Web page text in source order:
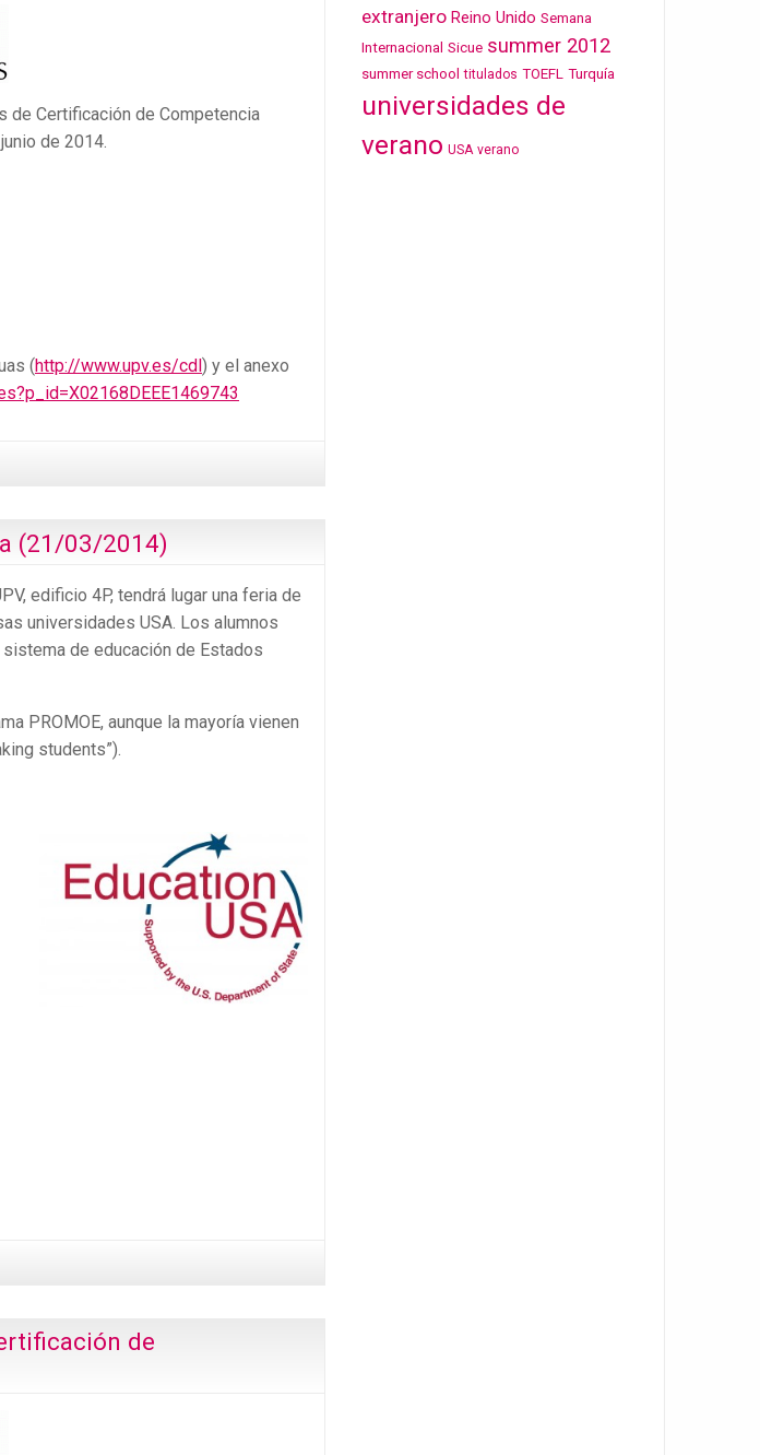
de Certificación de Competencia
de 2014.
(http://www.upv.es/cdl ) y el anexo
(21/03/2014)
edificio 4P, tendrá lugar una feria de
universidades USA. Los alumnos
de educación de Estados
PROMOE, aunque la mayoría vienen
students”).
de
extranjero Reino Unido Semana
Internacional Sicue summer 2012
summer school titulados TOEFL Turquía
universidades de
verano USA verano